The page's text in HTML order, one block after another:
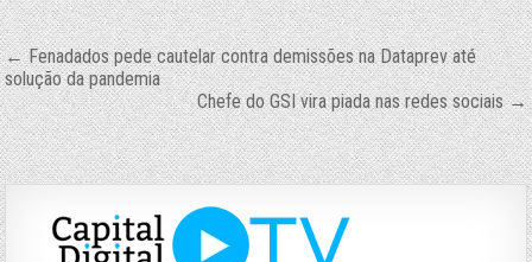
Navegação
de
Post
← Fenadados pede cautelar contra demissões na Dataprev até
solução da pandemia
Chefe do GSI vira piada nas redes sociais →